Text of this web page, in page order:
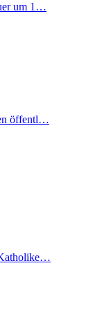
um 1…
öffentl…
Katholike…